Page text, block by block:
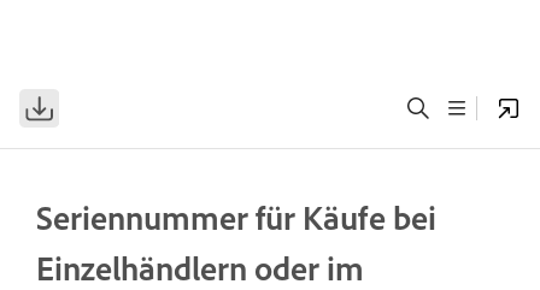
Seriennummer für Käufe bei
Einzelhändlern oder im